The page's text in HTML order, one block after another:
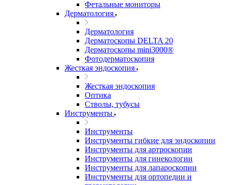
Фетальные мониторы
Дерматология
Дерматология
Дерматоскопы DELTA 20
Дерматоскопы mini3000®
Фотодерматоскопия
Жесткая эндоскопия
Жесткая эндоскопия
Оптика
Стволы, тубусы
Инструменты
Инструменты
Инструменты гибкие для эндоскопии
Инструменты для артроскопии
Инструменты для гинекологии
Инструменты для лапароскопии
Инструменты для ортопедии и